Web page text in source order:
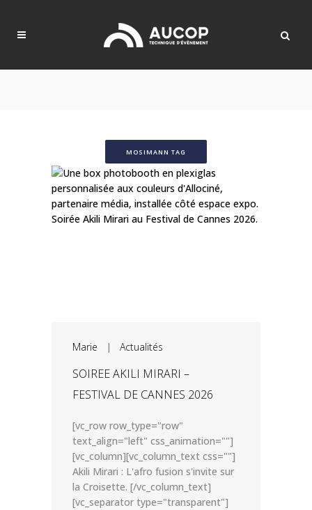
MOSIMANN TAG
Marie | Actualités
SOIREE AKILI MIRARI –
FESTIVAL DE CANNES 2026
[vc_row row_type="row"
text_align="left" css_animation=""]
[vc_column][vc_column_text css=""]
Akili Mirari : L'afro fusion s'invite sur
la Croisette. [/vc_column_text]
[vc_separator type="transparent"]